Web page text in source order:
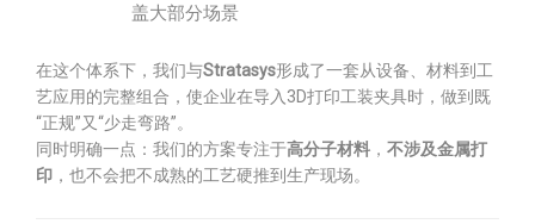
盖大部分场景
在这个体系下，我们与Stratasys形成了一套从设备、材料到工
艺应用的完整组合，使企业在导入3D打印工装夹具时，做到既
“正规”又“少走弯路”。
同时明确一点：我们的方案专注于高分子材料 ， 不涉及金属打
印 ，也不会把不成熟的工艺硬推到生产现场。